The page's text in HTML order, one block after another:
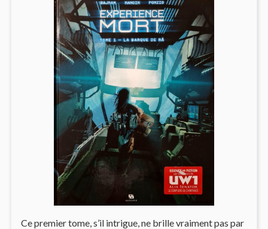
Ce premier tome, s’il intrigue, ne brille vraiment pas par